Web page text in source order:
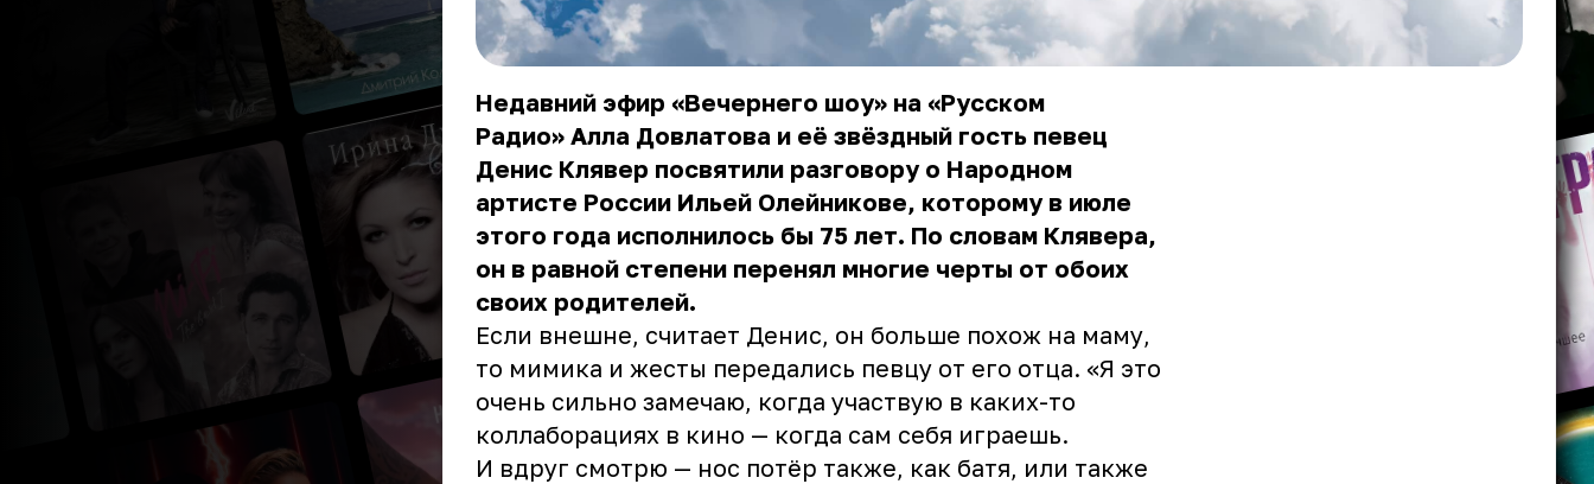
Недавний эфир «Вечернего шоу» на «Русском
Радио» Алла Довлатова и её звёздный гость певец
Денис Клявер посвятили разговору о Народном
артисте России Ильей Олейникове, которому в июле
этого года исполнилось бы 75 лет. По словам Клявера,
он в равной степени перенял многие черты от обоих
своих родителей.
Если внешне, считает Денис, он больше похож на маму,
то мимика и жесты передались певцу от его отца. «Я это
очень сильно замечаю, когда участвую в каких-то
коллаборациях в кино — когда сам себя играешь.
И вдруг смотрю — нос потёр также, как батя, или также